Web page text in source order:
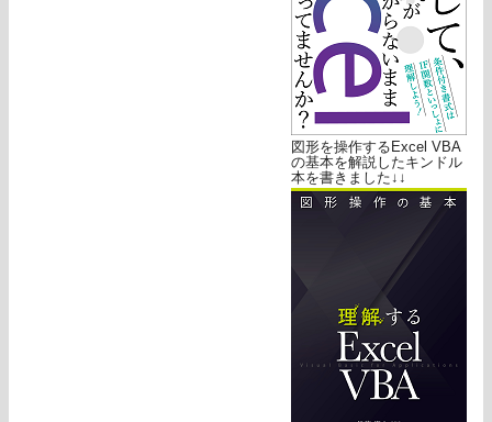
図形を操作するExcel VBA
の基本を解説したキンドル
本を書きました↓↓